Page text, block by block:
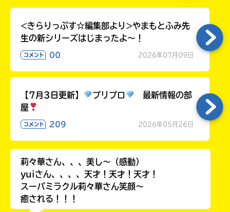
<きらりっぷす☆編集部より>やまもとふみ先
生の新シリーズはじまったよ～！
コメント 00 2026年07月09日
【7月3日更新】 プリプロ
最新情報の部
屋
コメント 209 2026年05月26日
莉々華さん、、、美し〜（感動）
yuiさん、、、、天才！天才！天才！
スーパミラクル莉々華さん笑顔〜
癒される！！！
い
い
え
一
度
み
て